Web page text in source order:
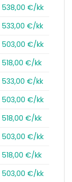
538,00 €/kk
533,00 €/kk
503,00 €/kk
518,00 €/kk
533,00 €/kk
503,00 €/kk
518,00 €/kk
503,00 €/kk
518,00 €/kk
503,00 €/kk